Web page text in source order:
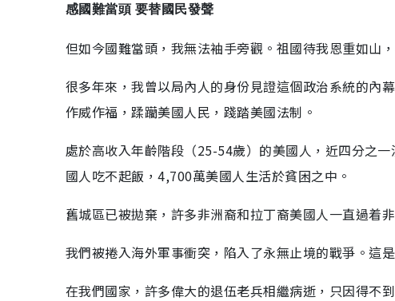
感國難當頭 要替國民發聲
但如今國難當頭，我無法袖手旁觀。祖國待我恩重如山
很多年來，我曾以局內人的身份見證這個政治系統的內
作威作福，蹂躪美國人民，踐踏美國法制。
處於高收入年齡階段（25-54歲）的美國人，近四分之
國人吃不起飯，4,700萬美國人生活於貧困之中。
舊城區已被拋棄，許多非洲裔和拉丁裔美國人一直過着
我們被捲入海外軍事衝突，陷入了永無止境的戰爭。這
在我們國家，許多偉大的退伍老兵相繼病逝，只因得不